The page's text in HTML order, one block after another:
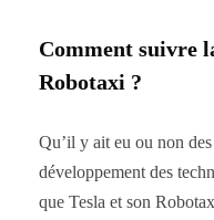
Comment suivre
Robotaxi ?
Qu’il y ait eu ou non
développement des
que Tesla et son